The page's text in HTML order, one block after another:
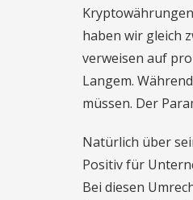
haben wir gleich
verweisen auf
Langem.
müssen. Der
Natürlich über
Positiv für
Bei diesen